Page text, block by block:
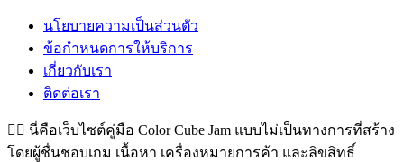
นโยบายความเป็นส่วนตัว
ข้อกำหนดการให้บริการ
เกี่ยวกับเรา
ติดต่อเรา
👉🏻 นี่คือเว็บไซต์คู่มือ Color Cube Jam แบบไม่เป็นทางการที่สร้าง
โดยผู้ชื่นชอบเกม เนื้อหา เครื่องหมายการค้า และลิขสิทธิ์